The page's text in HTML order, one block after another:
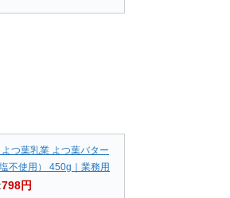
つ葉乳業 よつ葉バター
塩不使用） 450g｜業務用
798円